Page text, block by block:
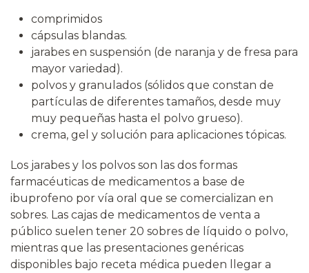
comprimidos
cápsulas blandas.
jarabes en suspensión (de naranja y de fresa para
mayor variedad).
polvos y granulados (sólidos que constan de
partículas de diferentes tamaños, desde muy
muy pequeñas hasta el polvo grueso).
crema, gel y solución para aplicaciones tópicas.
Los jarabes y los polvos son las dos formas
farmacéuticas de medicamentos a base de
ibuprofeno por vía oral que se comercializan en
sobres. Las cajas de medicamentos de venta a
público suelen tener 20 sobres de líquido o polvo,
mientras que las presentaciones genéricas
disponibles bajo receta médica pueden llegar a